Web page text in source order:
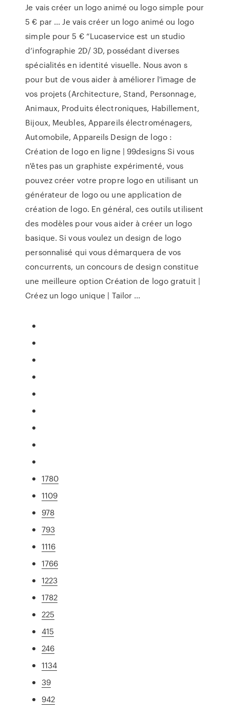
Je vais créer un logo animé ou logo simple pour
5 € par ... Je vais créer un logo animé ou logo
simple pour 5 € “Lucaservice est un studio
d’infographie 2D/ 3D, possédant diverses
spécialités en identité visuelle. Nous avon s
pour but de vous aider à améliorer l'image de
vos projets (Architecture, Stand, Personnage,
Animaux, Produits électroniques, Habillement,
Bijoux, Meubles, Appareils électroménagers,
Automobile, Appareils Design de logo :
Création de logo en ligne | 99designs Si vous
n'êtes pas un graphiste expérimenté, vous
pouvez créer votre propre logo en utilisant un
générateur de logo ou une application de
création de logo. En général, ces outils utilisent
des modèles pour vous aider à créer un logo
basique. Si vous voulez un design de logo
personnalisé qui vous démarquera de vos
concurrents, un concours de design constitue
une meilleure option Création de logo gratuit |
Créez un logo unique | Tailor ...
1780
1109
978
793
1116
1766
1223
1782
225
415
246
1134
39
942